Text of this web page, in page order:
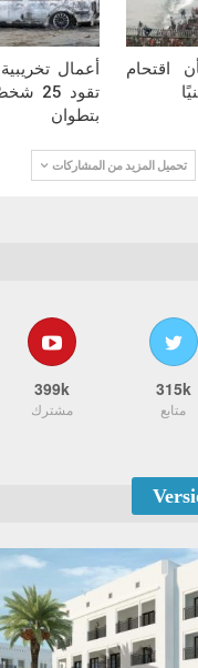
اقتحام
أعمال
تقود
بتطوان
تحميل المزيد من المشاركات
315k
متابع
399k
مشترك